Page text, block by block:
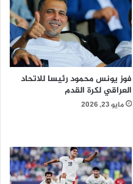
فوز يونس محمود رئيسا للاتحاد
العراقي لكرة القدم
مايو 23, 2026